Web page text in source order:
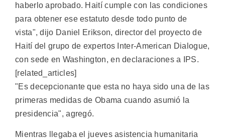
haberlo aprobado. Haití cumple con las condiciones
para obtener ese estatuto desde todo punto de
vista", dijo Daniel Erikson, director del proyecto de
Haití del grupo de expertos Inter-American Dialogue,
con sede en Washington, en declaraciones a IPS.
[related_articles]
"Es decepcionante que esta no haya sido una de las
primeras medidas de Obama cuando asumió la
presidencia", agregó.
Mientras llegaba el jueves asistencia humanitaria